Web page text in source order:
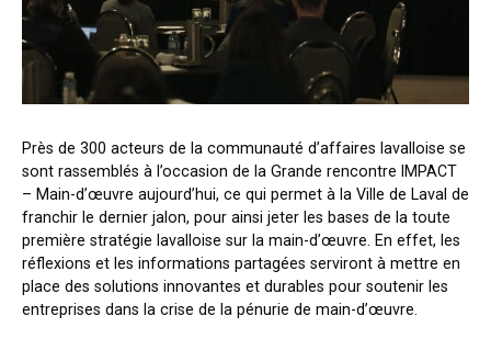
Près de 300 acteurs de la communauté d’affaires lavalloise se
sont rassemblés à l’occasion de la Grande rencontre IMPACT
– Main-d’œuvre aujourd’hui, ce qui permet à la Ville de Laval de
franchir le dernier jalon, pour ainsi jeter les bases de la toute
première stratégie lavalloise sur la main-d’œuvre. En effet, les
réflexions et les informations partagées serviront à mettre en
place des solutions innovantes et durables pour soutenir les
entreprises dans la crise de la pénurie de main-d’œuvre.